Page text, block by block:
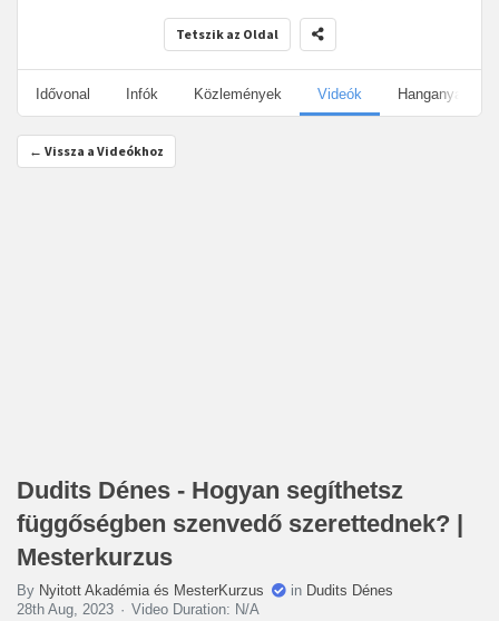
Tetszik az Oldal
Idővonal Infók Közlemények Videók Hanganyagok
← Vissza a Videókhoz
Dudits Dénes - Hogyan segíthetsz
függőségben szenvedő szerettednek? |
Mesterkurzus
By Nyitott Akadémia és MesterKurzus in Dudits Dénes
28th Aug, 2023
Video Duration: N/A